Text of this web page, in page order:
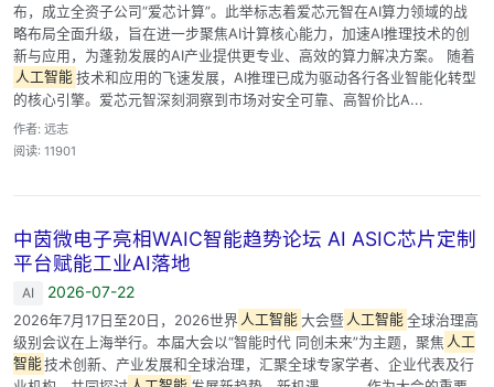
布，成立全资子公司“爱芯计算”。此举标志着爱芯元智在AI算力领域的战
略布局全面升级，旨在进一步聚焦AI计算核心能力，加速AI推理技术的创
新与应用，为蓬勃发展的AI产业提供更专业、高效的算力解决方案。 随着
人工智能 技术和应用的飞速发展，AI推理已成为驱动各行各业智能化转型
的核心引擎。爱芯元智深刻洞察到市场对安全可靠、高智价比A...
作者: 远志
阅读: 11901
中茵微电子亮相WAIC智能趋势论坛 AI ASIC芯片定制
平台赋能工业AI落地
AI 2026-07-22
2026年7月17日至20日，2026世界 人工智能 大会暨 人工智能 全球治理高
级别会议在上海举行。本届大会以“智能时代 同创未来”为主题，聚焦 人工
智能技术创新、产业发展和全球治理，汇聚全球专家学者、企业代表及行